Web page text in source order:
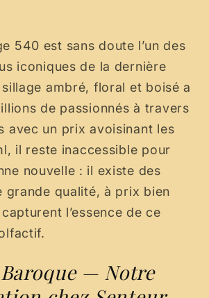
540 est sans doute l’un des
iconiques de la dernière
ambré, floral et boisé a
de passionnés à travers
avec un prix avoisinant les
il reste inaccessible pour
nouvelle : il existe des
grande qualité, à prix bien
l’essence de ce
— Notre